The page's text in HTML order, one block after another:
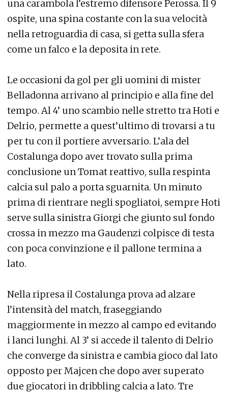
una carambola l’estremo difensore Perossa. Il 9
ospite, una spina costante con la sua velocità
nella retroguardia di casa, si getta sulla sfera
come un falco e la deposita in rete.
Le occasioni da gol per gli uomini di mister
Belladonna arrivano al principio e alla fine del
tempo. Al 4’ uno scambio nelle stretto tra Hoti e
Delrio, permette a quest’ultimo di trovarsi a tu
per tu con il portiere avversario. L’ala del
Costalunga dopo aver trovato sulla prima
conclusione un Tomat reattivo, sulla respinta
calcia sul palo a porta sguarnita. Un minuto
prima di rientrare negli spogliatoi, sempre Hoti
serve sulla sinistra Giorgi che giunto sul fondo
crossa in mezzo ma Gaudenzi colpisce di testa
con poca convinzione e il pallone termina a
lato.
Nella ripresa il Costalunga prova ad alzare
l’intensità del match, fraseggiando
maggiormente in mezzo al campo ed evitando
i lanci lunghi. Al 3’ si accede il talento di Delrio
che converge da sinistra e cambia gioco dal lato
opposto per Majcen che dopo aver superato
due giocatori in dribbling calcia a lato. Tre